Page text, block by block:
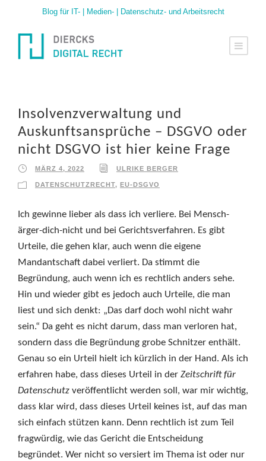
Blog für IT- | Medien- | Datenschutz- und Arbeitsrecht
Insolvenzverwaltung und
Auskunftsansprüche – DSGVO oder
nicht DSGVO ist hier keine Frage
MÄRZ 4, 2022 ULRIKE BERGER
DATENSCHUTZRECHT, EU-DSGVO
Ich gewinne lieber als dass ich verliere. Bei Mensch-
ärger-dich-nicht und bei Gerichtsverfahren. Es gibt
Urteile, die gehen klar, auch wenn die eigene
Mandantschaft dabei verliert. Da stimmt die
Begründung, auch wenn ich es rechtlich anders sehe.
Hin und wieder gibt es jedoch auch Urteile, die man
liest und sich denkt: „Das darf doch wohl nicht wahr
sein.“ Da geht es nicht darum, dass man verloren hat,
sondern dass die Begründung grobe Schnitzer enthält.
Genau so ein Urteil hielt ich kürzlich in der Hand. Als ich
erfahren habe, dass dieses Urteil in der Zeitschrift für
Datenschutz veröffentlicht werden soll, war mir wichtig,
dass klar wird, dass dieses Urteil keines ist, auf das man
sich einfach stützen kann. Denn rechtlich ist zum Teil
fragwürdig, wie das Gericht die Entscheidung
begründet. Wer nicht so versiert im Thema ist oder nur